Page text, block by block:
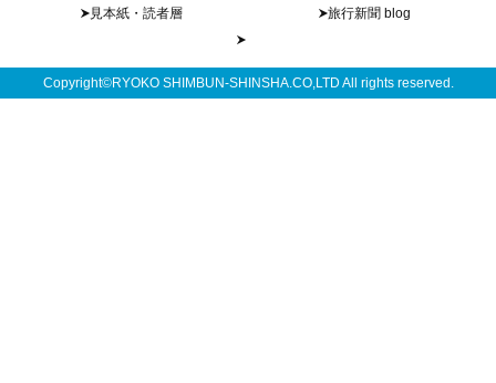
見本紙・読者層
旅行新聞 blog
Copyright©RYOKO SHIMBUN-SHINSHA.CO,LTD All rights reserved.